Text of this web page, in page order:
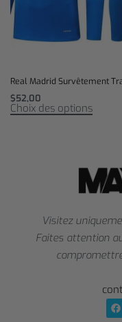
Real Madrid Survêtement
$52,00
Choix des options
Visitez
Faites attention